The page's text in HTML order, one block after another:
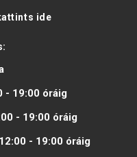
ide
- 19:00 óráig
- 19:00 óráig
12:00 - 19:00 óráig